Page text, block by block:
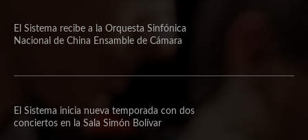
El Sistema recibe a la Orquesta Sinfónica
Nacional de China Ensamble de Cámara
El Sistema inicia nueva temporada con dos
conciertos en la Sala Simón Bolívar